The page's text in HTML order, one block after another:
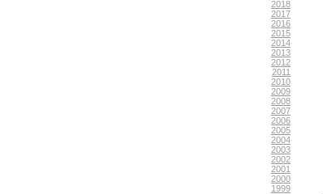
2018
2017
2016
2015
2014
2013
2012
2011
2010
2009
2008
2007
2006
2005
2004
2003
2002
2001
2000
1999